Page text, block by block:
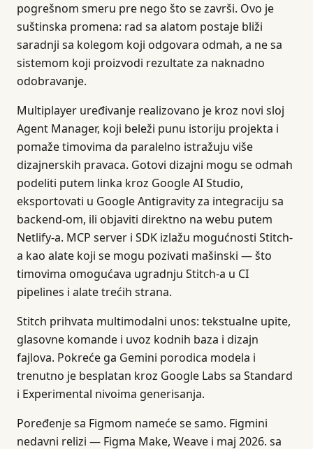
pogrešnom smeru pre nego što se završi. Ovo je
suštinska promena: rad sa alatom postaje bliži
saradnji sa kolegom koji odgovara odmah, a ne sa
sistemom koji proizvodi rezultate za naknadno
odobravanje.
Multiplayer uređivanje realizovano je kroz novi sloj
Agent Manager, koji beleži punu istoriju projekta i
pomaže timovima da paralelno istražuju više
dizajnerskih pravaca. Gotovi dizajni mogu se odmah
podeliti putem linka kroz Google AI Studio,
eksportovati u Google Antigravity za integraciju sa
backend-om, ili objaviti direktno na webu putem
Netlify-a. MCP server i SDK izlažu mogućnosti Stitch-
a kao alate koji se mogu pozivati mašinski — što
timovima omogućava ugradnju Stitch-a u CI
pipelines i alate trećih strana.
Stitch prihvata multimodalni unos: tekstualne upite,
glasovne komande i uvoz kodnih baza i dizajn
fajlova. Pokreće ga Gemini porodica modela i
trenutno je besplatan kroz Google Labs sa Standard
i Experimental nivoima generisanja.
Poređenje sa Figmom nameće se samo. Figmini
nedavni relizi — Figma Make, Weave i maj 2026. sa